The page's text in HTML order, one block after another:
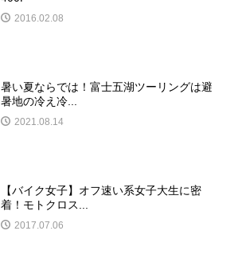
2016.02.08
暑い夏ならでは！富士五湖ツーリングは避
暑地の冷え冷...
2021.08.14
【バイク女子】オフ速い系女子大生に密
着！モトクロス...
2017.07.06